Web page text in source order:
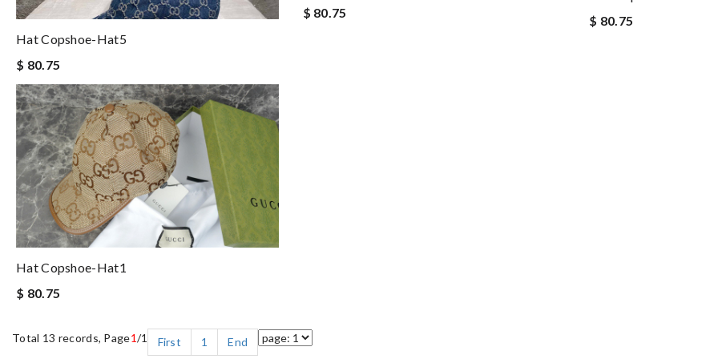
Hat Copshoe-Hat5
$ 80.75
$ 80.75
$ 80.75
Hat Copshoe-Hat1
$ 80.75
Total 13 records, Page1/1 First 1 End